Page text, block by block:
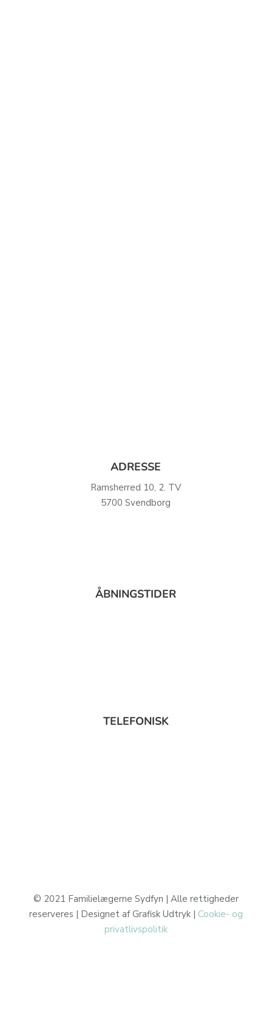
ADRESSE
Ramsherred 10, 2. TV
5700 Svendborg
ÅBNINGSTIDER
TELEFONISK
© 2021 Familielægerne Sydfyn | Alle rettigheder
reserveres | Designet af Grafisk Udtryk | Cookie- og
privatlivspolitik